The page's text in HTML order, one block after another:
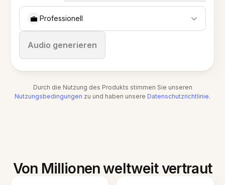
💼 Professionell
Audio generieren
Stoppen
Durch die Nutzung des Produkts stimmen Sie unseren
Nutzungsbedingungen zu und haben unsere Datenschutzrichtlinie.
Von Millionen weltweit vertraut